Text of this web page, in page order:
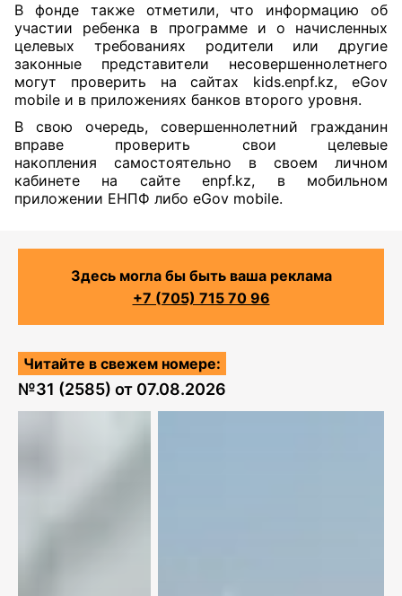
В фонде также отметили, что информацию об
участии ребенка в программе и о начисленных
целевых требованиях родители или другие
законные представители несовершеннолетнего
могут проверить на сайтах kids.enpf.kz, eGov
mobile и в приложениях банков второго уровня.
В свою очередь, совершеннолетний гражданин
вправе проверить свои целевые
накопления самостоятельно в своем личном
кабинете на сайте enpf.kz, в мобильном
приложении ЕНПФ либо eGov mobile.
Здесь могла бы быть ваша реклама
+7 (705) 715 70 96
Читайте в свежем номере:
№31 (2585) от 07.08.2026